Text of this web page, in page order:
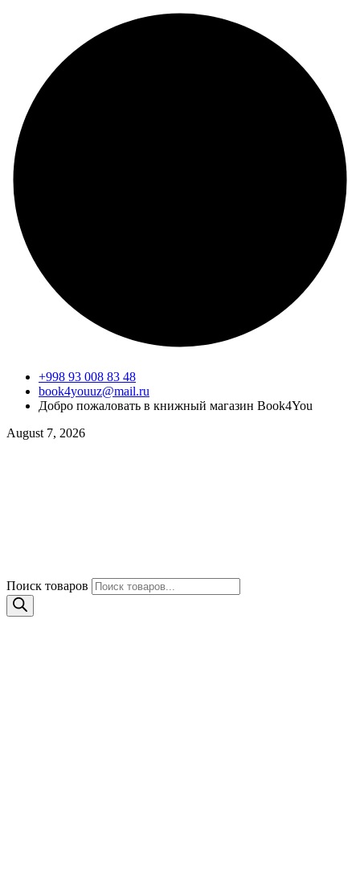
+998 93 008 83 48
book4youuz@mail.ru
Добро пожаловать в книжный магазин Book4You
August 7, 2026
Поиск товаров